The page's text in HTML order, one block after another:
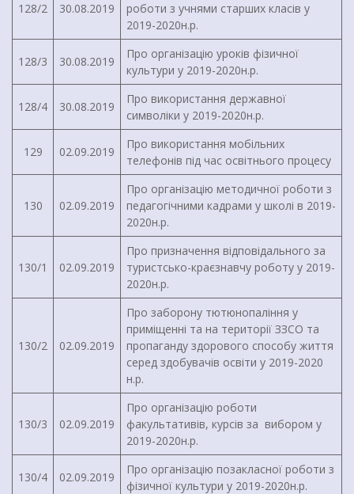
128/2 30.08.2019
роботи з учнями старших класів у
2019-2020н.р.
128/3 30.08.2019
Про організацію уроків фізичної
культури у 2019-2020н.р.
128/4 30.08.2019
Про використання державної
символіки у 2019-2020н.р.
129 02.09.2019
Про використання мобільних
телефонів під час освітнього процесу
130 02.09.2019
Про організацію методичної роботи з
педагогічними кадрами у школі в 2019-
2020н.р.
130/1 02.09.2019
Про призначення відповідального за
туристсько-краєзнавчу роботу у 2019-
2020н.р.
130/2 02.09.2019
Про заборону тютюнопаління у
приміщенні та на території ЗЗСО та
пропаганду здорового способу життя
серед здобувачів освіти у 2019-2020
н.р.
130/3 02.09.2019
Про організацію роботи
факультативів, курсів за вибором у
2019-2020н.р.
130/4 02.09.2019
Про організацію позакласної роботи з
фізичної культури у 2019-2020н.р.